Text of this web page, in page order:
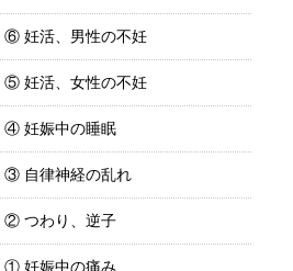
⑥ 妊活、男性の不妊
⑤ 妊活、女性の不妊
④ 妊娠中の睡眠
③ 自律神経の乱れ
② つわり、逆子
① 妊娠中の痛み